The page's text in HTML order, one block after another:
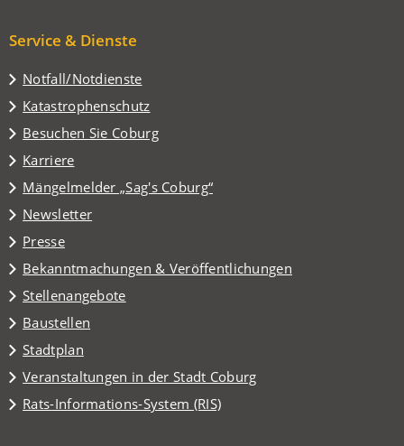
Service & Dienste
Notfall/Notdienste
Katastrophenschutz
Besuchen Sie Coburg
(Öffnet
in
einem
neuen
Tab)
Karriere
Mängelmelder „Sag's Coburg“
(Öffnet
in
einem
neuen
Tab)
Newsletter
Presse
Bekanntmachungen & Veröffentlichungen
Stellenangebote
Baustellen
Stadtplan
(Öffnet
in
einem
neuen
Veranstaltungen in der Stadt Coburg
(Öffnet
in
einem
Rats-Informations-System (RIS)
(Öffnet